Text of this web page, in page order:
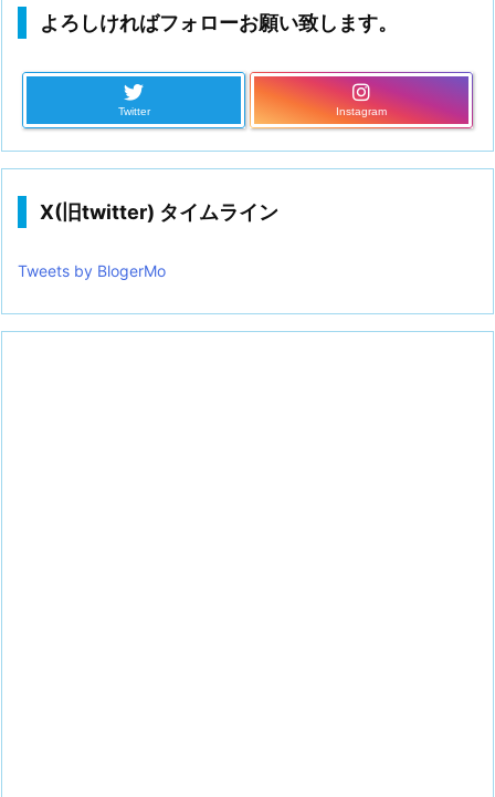
よろしければフォローお願い致します。
Twitter Instagram
X(旧twitter) タイムライン
Tweets by BlogerMo